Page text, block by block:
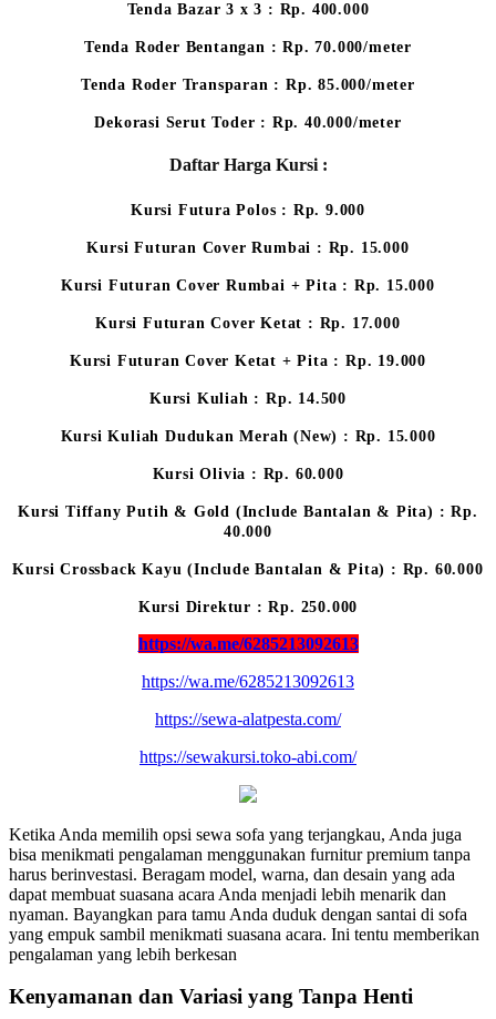
Tenda Bazar 3 x 3 : Rp. 400.000
Tenda Roder Bentangan : Rp. 70.000/meter
Tenda Roder Transparan : Rp. 85.000/meter
Dekorasi Serut Toder : Rp. 40.000/meter
Daftar Harga Kursi :
Kursi Futura Polos : Rp. 9.000
Kursi Futuran Cover Rumbai : Rp. 15.000
Kursi Futuran Cover Rumbai + Pita : Rp. 15.000
Kursi Futuran Cover Ketat : Rp. 17.000
Kursi Futuran Cover Ketat + Pita : Rp. 19.000
Kursi Kuliah : Rp. 14.500
Kursi Kuliah Dudukan Merah (New) : Rp. 15.000
Kursi Olivia : Rp. 60.000
Kursi Tiffany Putih & Gold (Include Bantalan & Pita) : Rp.
40.000
Kursi Crossback Kayu (Include Bantalan & Pita) : Rp. 60.000
Kursi Direktur : Rp. 250.000
https://wa.me/6285213092613
https://wa.me/6285213092613
https://sewa-alatpesta.com/
https://sewakursi.toko-abi.com/
Ketika Anda memilih opsi sewa sofa yang terjangkau, Anda juga
bisa menikmati pengalaman menggunakan furnitur premium tanpa
harus berinvestasi. Beragam model, warna, dan desain yang ada
dapat membuat suasana acara Anda menjadi lebih menarik dan
nyaman. Bayangkan para tamu Anda duduk dengan santai di sofa
yang empuk sambil menikmati suasana acara. Ini tentu memberikan
pengalaman yang lebih berkesan
Kenyamanan dan Variasi yang Tanpa Henti